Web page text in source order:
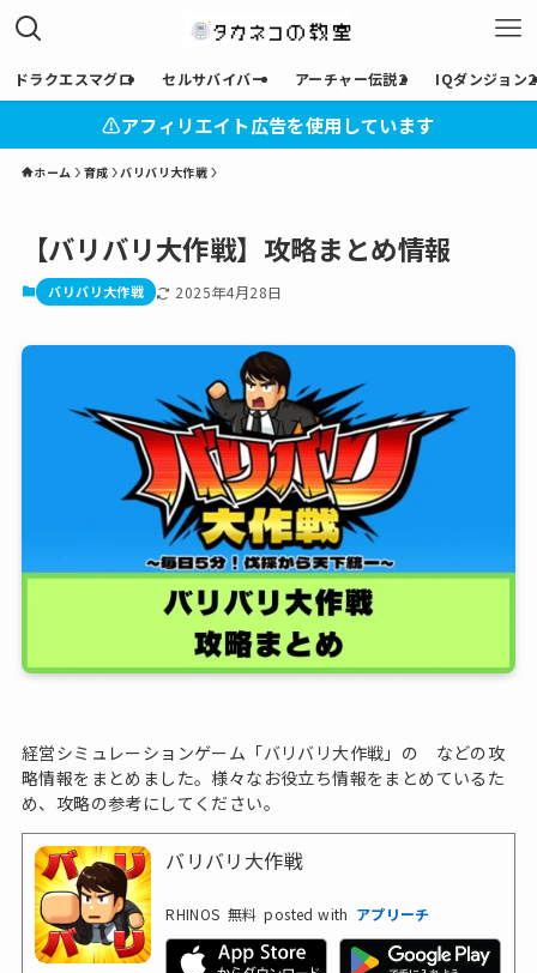
ドラクエスマグロ セルサバイバー アーチャー伝説2 IQダンジョン2
⚠︎アフィリエイト広告を使用しています
ホーム 育成 バリバリ大作戦
【バリバリ大作戦】攻略まとめ情報
バリバリ大作戦 2025年4月28日
経営シミュレーションゲーム「バリバリ大作戦」の などの攻
略情報をまとめました。様々なお役立ち情報をまとめているた
め、攻略の参考にしてください。
バリバリ大作戦
RHINOS 無料 posted with アプリーチ